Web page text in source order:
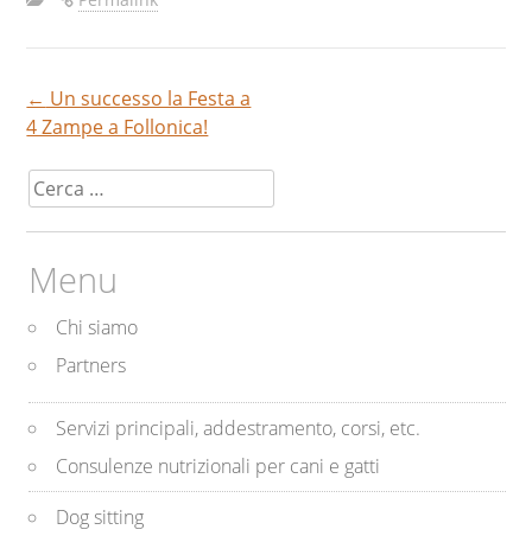
Navigazione
articoli
← Un successo la Festa a
4 Zampe a Follonica!
Ricerca
per:
Menu
Chi siamo
Partners
Servizi principali, addestramento, corsi, etc.
Consulenze nutrizionali per cani e gatti
Dog sitting